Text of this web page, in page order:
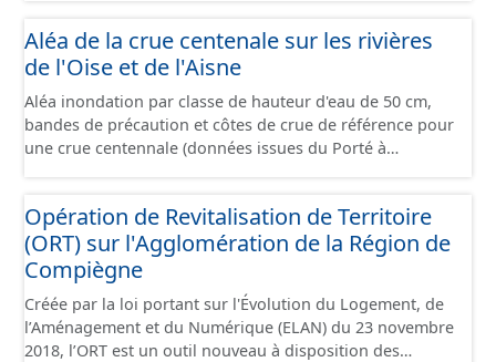
et structurés conformément aux prescriptions du
standard CNIG Sites Economiques. Ce lot ne contient pas
jour. Il est filtré au-delà des prescriptions du CNIG se
limitant aux SCI.
Aléa de la crue centenale sur les rivières
de l'Oise et de l'Aisne
Aléa inondation par classe de hauteur d'eau de 50 cm,
bandes de précaution et côtes de crue de référence pour
une crue centennale (données issues du Porté à
Opération de Revitalisation de Territoire
(ORT) sur l'Agglomération de la Région de
Compiègne
Créée par la loi portant sur l'Évolution du Logement, de
l’Aménagement et du Numérique (ELAN) du 23 novembre
2018, l’ORT est un outil nouveau à disposition des